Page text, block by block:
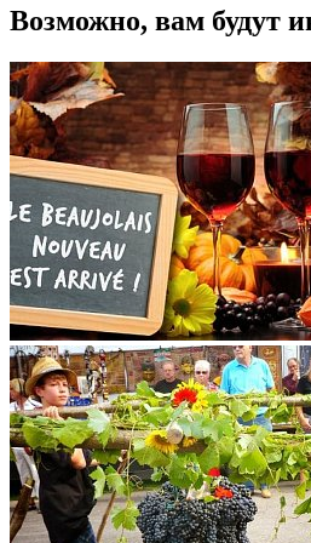
Возможно, вам будут